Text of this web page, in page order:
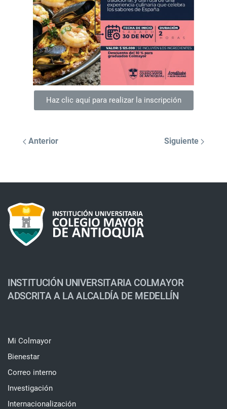
Haz clic aquí para realizar la inscripción
Anterior Siguiente
INSTITUCIÓN UNIVERSITARIA COLMAYOR
ADSCRITA A LA ALCALDÍA DE MEDELLÍN
Mi Colmayor
Bienestar
Correo interno
Investigación
Internacionalización